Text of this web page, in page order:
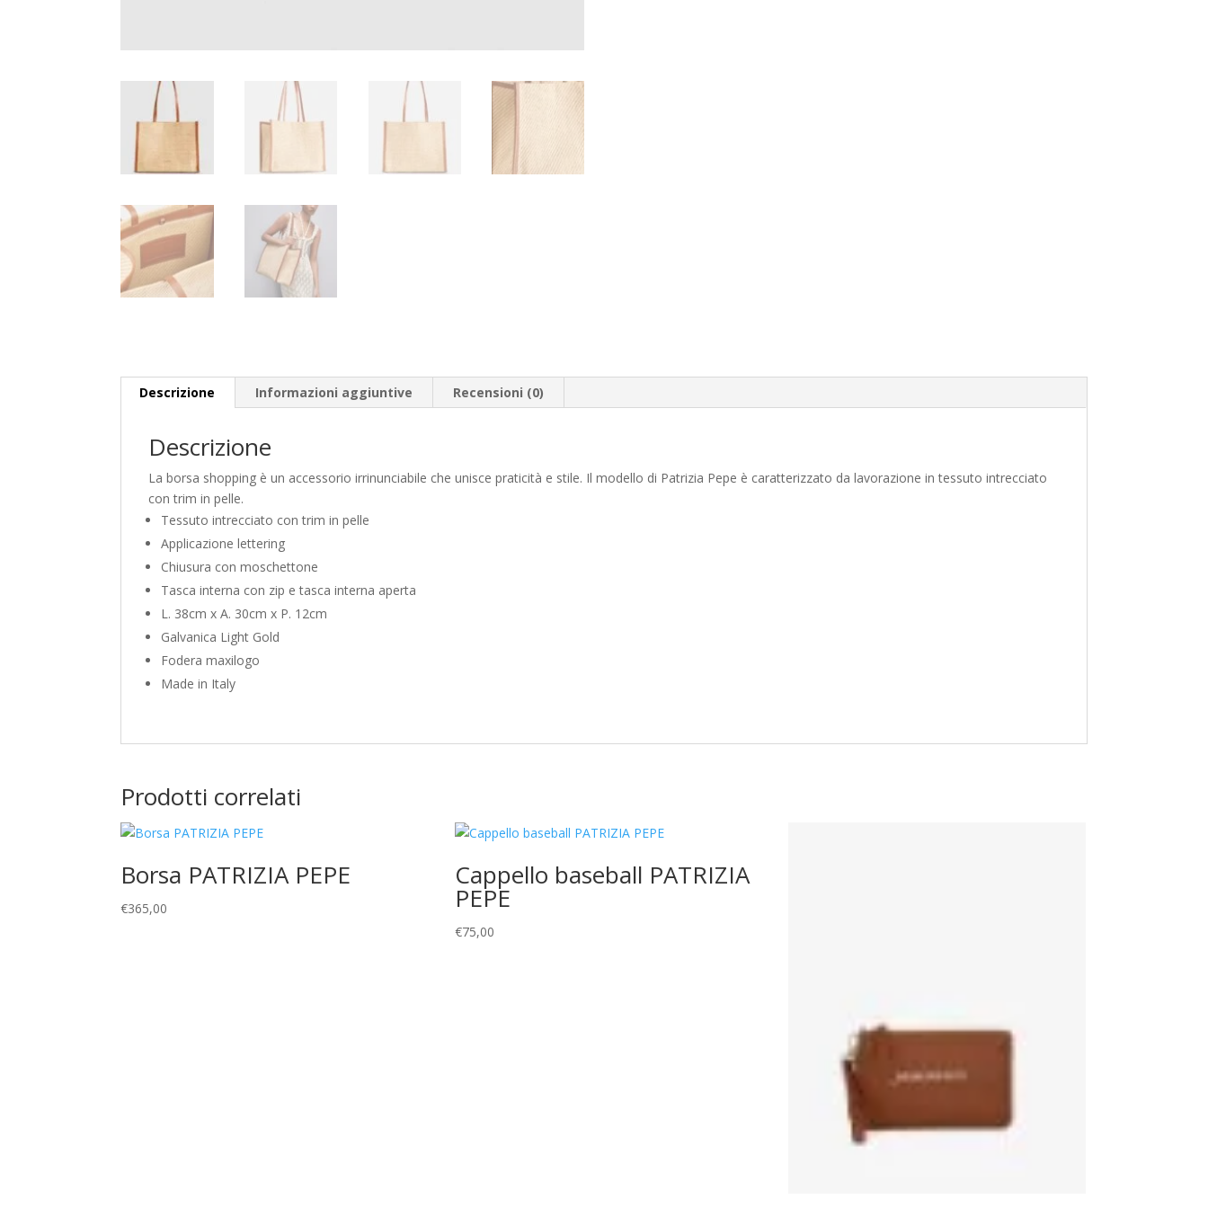
Descrizione Informazioni aggiuntive Recensioni (0)
Descrizione
La borsa shopping è un accessorio irrinunciabile che unisce praticità e stile. Il modello di Patrizia Pepe è caratterizzato da lavorazione in tessuto intrecciato
con trim in pelle.
Tessuto intrecciato con trim in pelle
Applicazione lettering
Chiusura con moschettone
Tasca interna con zip e tasca interna aperta
L. 38cm x A. 30cm x P. 12cm
Galvanica Light Gold
Fodera maxilogo
Made in Italy
Prodotti correlati
Borsa PATRIZIA PEPE
€365,00
Cappello baseball PATRIZIA
PEPE
€75,00